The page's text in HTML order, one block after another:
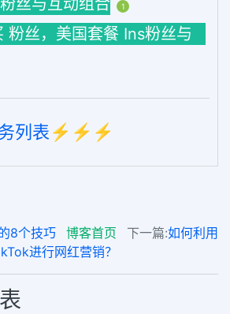
1
粉丝，美国套餐 Ins粉丝与
列表⚡️⚡️⚡️
8个技巧 博客首页 下一篇:如何利用
进行网红营销？